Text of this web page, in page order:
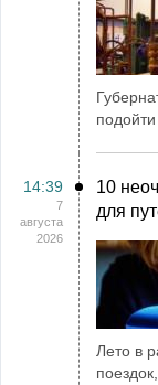
подойти
14:39
7
августа
2026
10
для
Лето в